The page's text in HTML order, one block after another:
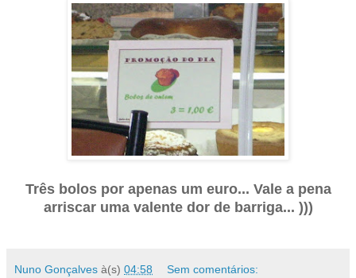
Três bolos por apenas um euro... Vale a pena
arriscar uma valente dor de barriga... )))
Nuno Gonçalves à(s) 04:58 Sem comentários: